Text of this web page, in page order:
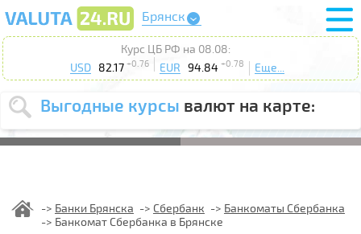
Брянск
Курс ЦБ РФ на 08.08:
USD
82.17 +0.76 EUR 94.84 +0.78 Еще...
Выгодные курсы валют на карте:
Выберите
USD EUR
курс от
Выберите
Банки Брянска Сбербанк
Банкоматы Сбербанка
Банкомат Сбербанка в Брянске